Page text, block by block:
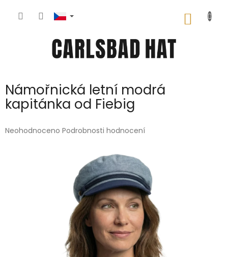
Námořnická letní modrá
kapitánka od Fiebig
Průměrné
Neohodnoceno Podrobnosti hodnocení